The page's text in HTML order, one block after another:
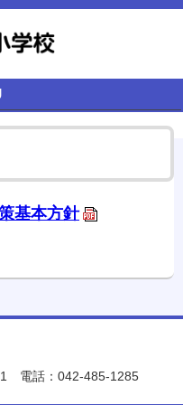
基本方針
電話：042-485-1285